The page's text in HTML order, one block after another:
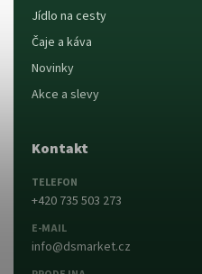
Jídlo na cesty
Čaje a káva
Novinky
Akce a slevy
Kontakt
TELEFON
+420 735 503 273
E-MAIL
info@dsmarket.cz